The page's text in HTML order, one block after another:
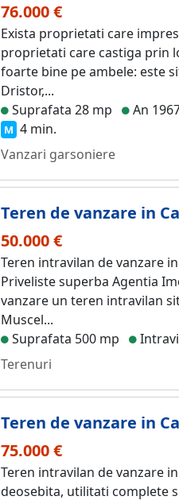
76.000 €
Exista proprietati care
proprietati care castiga prin
foarte bine pe ambele: este
Dristor,...
Suprafata 28 mp
An
M 4 min.
Vanzari garsoniere
Teren de vanzare in
50.000 €
Teren intravilan de vanzare
Priveliste superba Agentia
vanzare un teren intravilan
Muscel...
Suprafata 500 mp
Terenuri
Teren de vanzare in
75.000 €
Teren intravilan de vanzare
deosebita, utilitati complete